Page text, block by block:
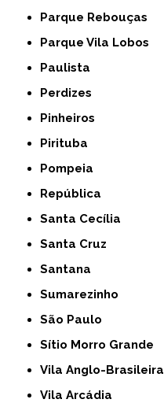
Parque Rebouças
Parque Vila Lobos
Paulista
Perdizes
Pinheiros
Pirituba
Pompeia
República
Santa Cecília
Santa Cruz
Santana
Sumarezinho
São Paulo
Sítio Morro Grande
Vila Anglo-Brasileira
Vila Arcádia